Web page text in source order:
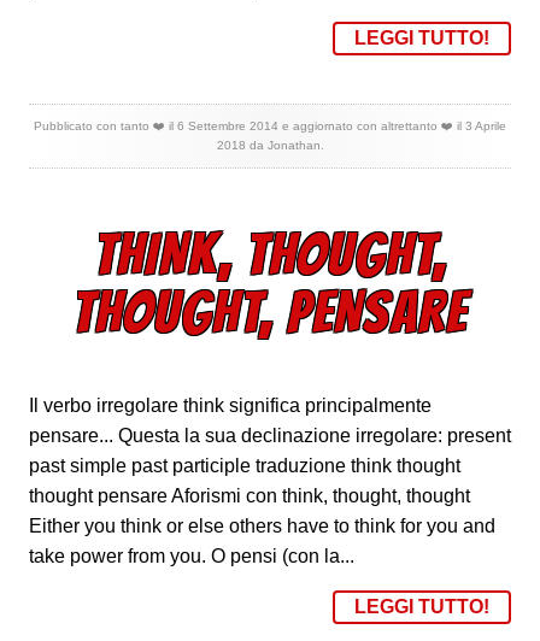
LEGGI TUTTO!
Pubblicato con tanto ❤️ il 6 Settembre 2014 e aggiornato con altrettanto ❤️ il 3 Aprile
2018 da Jonathan.
THINK, THOUGHT,
THOUGHT, PENSARE
Il verbo irregolare think significa principalmente
pensare... Questa la sua declinazione irregolare: present
past simple past participle traduzione think thought
thought pensare Aforismi con think, thought, thought
Either you think or else others have to think for you and
take power from you. O pensi (con la...
LEGGI TUTTO!